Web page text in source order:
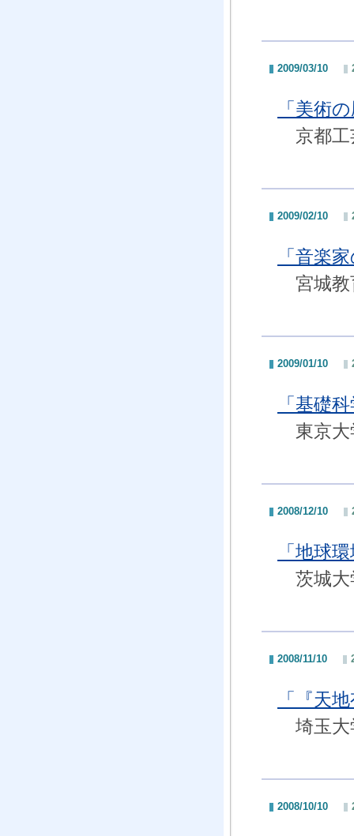
2009/03/10
「美術
京都工
2009/02/10
「音楽
宮城教
2009/01/10
「基礎
東京大
2008/12/10
「地球
茨城大
2008/11/10
「『天
埼玉大
2008/10/10